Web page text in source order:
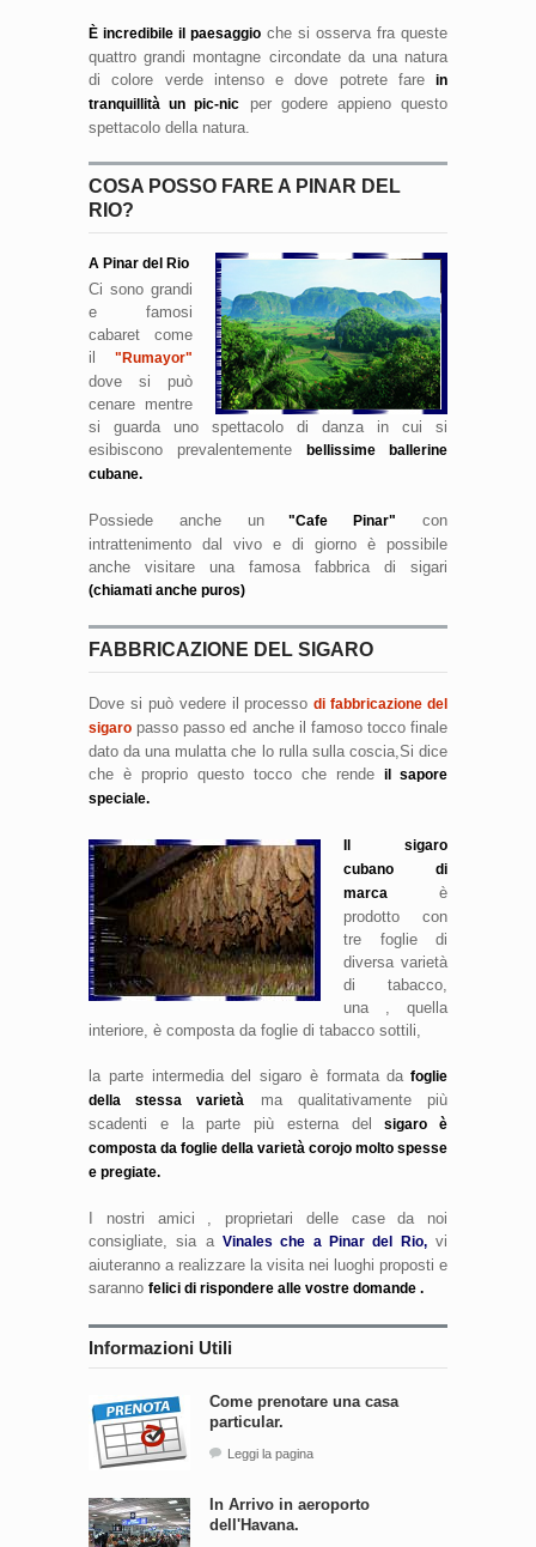
È incredibile il paesaggio che si osserva fra queste
quattro grandi montagne circondate da una natura
di colore verde intenso e dove potrete fare in
tranquillità un pic-nic per godere appieno questo
spettacolo della natura.
COSA POSSO FARE A PINAR DEL
RIO?
A Pinar del Rio
Ci sono grandi
e famosi
cabaret come
il "Rumayor"
dove si può
cenare mentre
si guarda uno spettacolo di danza in cui si
esibiscono prevalentemente bellissime ballerine
cubane.
Possiede anche un"Cafe Pinar"
con
intrattenimento dal vivo e di giorno è possibile
anche visitare una famosa fabbrica di sigari
(chiamati anche puros)
FABBRICAZIONE DEL SIGARO
Dove si può vedere il processodi fabbricazione del
sigaro passo passo ed anche il famoso tocco finale
dato da una mulatta che lo rulla sulla coscia,Si dice
che è proprio questo tocco che rende il sapore
speciale.
Il sigaro
cubano di
marca è
prodotto con
tre foglie di
diversa varietà
di tabacco,
una , quella
interiore, è composta da foglie di tabacco sottili,
la parte intermedia del sigaro è formata da foglie
della stessa varietà
ma qualitativamente più
scadenti e la parte più esterna delsigaro è
composta da foglie della varietà corojo molto spesse
e pregiate.
I nostri amici , proprietari delle case da noi
consigliate, sia a Vinales che a Pinar del Rio,vi
aiuteranno a realizzare la visita nei luoghi proposti e
saranno felici di rispondere alle vostre domande .
Informazioni Utili
Come prenotare una casa
particular.
Leggi la pagina
In Arrivo in aeroporto
dell'Havana.